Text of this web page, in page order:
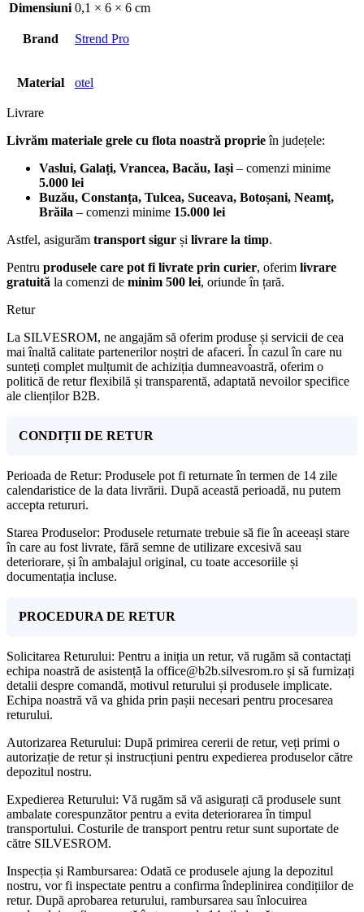
Dimensiuni 0,1 × 6 × 6 cm
Brand Strend Pro
Material otel
Livrare
Livrăm materiale grele cu flota noastră proprieîn județele:
Vaslui, Galați, Vrancea, Bacău, Iași– comenzi minime
5.000 lei
Buzău, Constanța, Tulcea, Suceava, Botoșani, Neamț,
Brăila – comenzi minime 15.000 lei
Astfel, asigurăm transport sigur și livrare la timp.
Pentru produsele care pot fi livrate prin curier, oferim livrare
gratuită la comenzi de minim 500 lei, oriunde în țară.
Retur
La SILVESROM, ne angajăm să oferim produse și servicii de cea
mai înaltă calitate partenerilor noștri de afaceri. În cazul în care nu
sunteți complet mulțumit de achiziția dumneavoastră, oferim o
politică de retur flexibilă și transparentă, adaptată nevoilor specifice
ale clienților B2B.
CONDIȚII DE RETUR
Perioada de Retur: Produsele pot fi returnate în termen de 14 zile
calendaristice de la data livrării. După această perioadă, nu putem
accepta retururi.
Starea Produselor: Produsele returnate trebuie să fie în aceeași stare
în care au fost livrate, fără semne de utilizare excesivă sau
deteriorare, și în ambalajul original, cu toate accesoriile și
documentația incluse.
PROCEDURA DE RETUR
Solicitarea Returului: Pentru a iniția un retur, vă rugăm să contactați
echipa noastră de asistență la office@b2b.silvesrom.ro și să furnizați
detalii despre comandă, motivul returului și produsele implicate.
Echipa noastră vă va ghida prin pașii necesari pentru procesarea
returului.
Autorizarea Returului: După primirea cererii de retur, veți primi o
autorizație de retur și instrucțiuni pentru expedierea produselor către
depozitul nostru.
Expedierea Returului: Vă rugăm să vă asigurați că produsele sunt
ambalate corespunzător pentru a evita deteriorarea în timpul
transportului. Costurile de transport pentru retur sunt suportate de
către SILVESROM.
Inspecția și Rambursarea: Odată ce produsele ajung la depozitul
nostru, vor fi inspectate pentru a confirma îndeplinirea condițiilor de
retur. După aprobarea returului, rambursarea sau înlocuirea